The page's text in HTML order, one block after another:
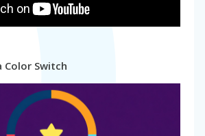
Color Switch